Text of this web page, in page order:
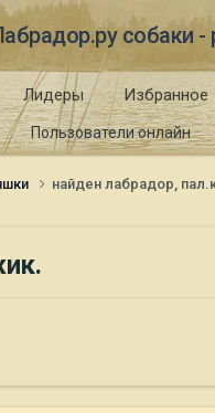
собаки -
Пользователи онлайн
Лидеры Избранное
найден лабрадор,